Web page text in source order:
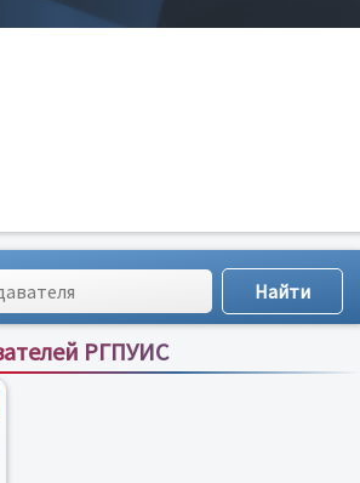
РГПУИС
Сортировка по:имени;рейтингу;отзывам